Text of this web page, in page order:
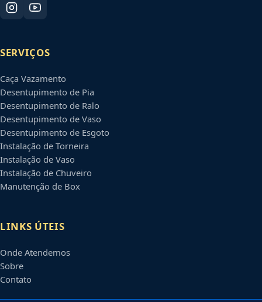
SERVIÇOS
Caça Vazamento
Desentupimento de Pia
Desentupimento de Ralo
Desentupimento de Vaso
Desentupimento de Esgoto
Instalação de Torneira
Instalação de Vaso
Instalação de Chuveiro
Manutenção de Box
LINKS ÚTEIS
Onde Atendemos
Sobre
Contato